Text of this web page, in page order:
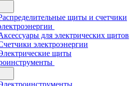
щиты и счетчики
для электрических щитов
электроэнергии
щиты